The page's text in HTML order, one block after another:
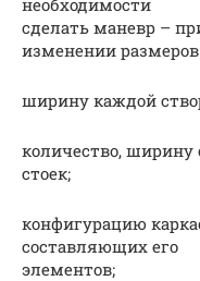
необходимости
сделать маневр –
изменении
ширину каждой
количество, ширину
стоек;
конфигурацию
составляющих его
элементов;